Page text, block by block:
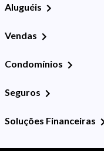
Aluguéis
Vendas
Condomínios
Seguros
Soluções Financeiras